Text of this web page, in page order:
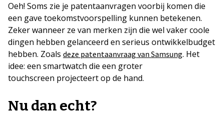
Oeh! Soms zie je patentaanvragen voorbij komen die
een gave toekomstvoorspelling kunnen betekenen.
Zeker wanneer ze van merken zijn die wel vaker coole
dingen hebben gelanceerd en serieus ontwikkelbudget
hebben. Zoals deze patentaanvraag van Samsung. Het
idee: een smartwatch die een groter
touchscreen projecteert op de hand.
Nu dan echt?